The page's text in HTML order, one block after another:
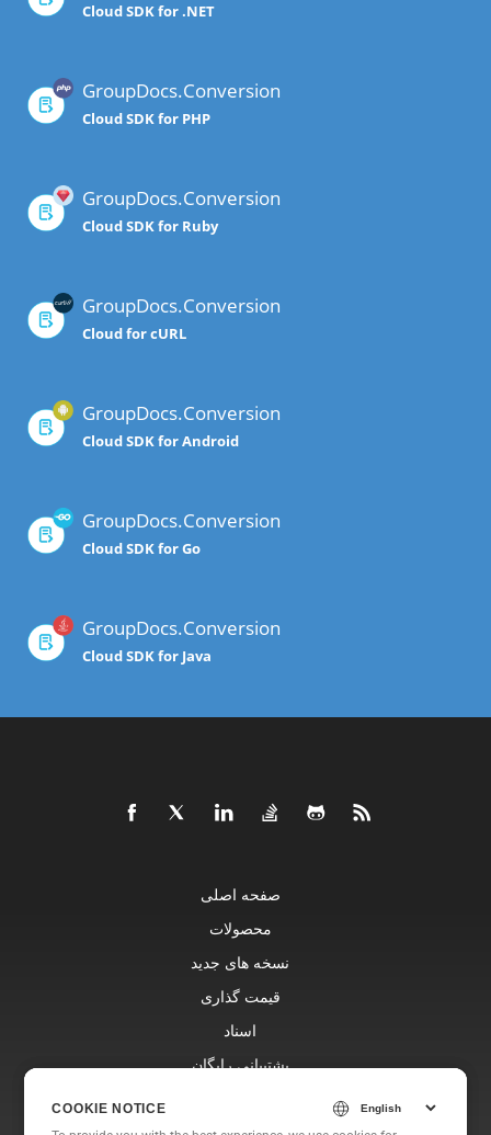
Cloud SDK for .NET
GroupDocs.Conversion
Cloud SDK for PHP
GroupDocs.Conversion
Cloud SDK for Ruby
GroupDocs.Conversion
Cloud for cURL
GroupDocs.Conversion
Cloud SDK for Android
GroupDocs.Conversion
Cloud SDK for Go
GroupDocs.Conversion
Cloud SDK for Java
COOKIE NOTICE
صفحه اصلی
محصولات
نسخه های جدید
قیمت گذاری
اسناد
پشتیبانی رایگان
COOKIE NOTICE